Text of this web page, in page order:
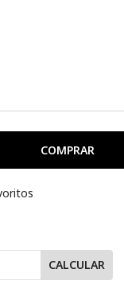
COMPRAR
CALCULAR